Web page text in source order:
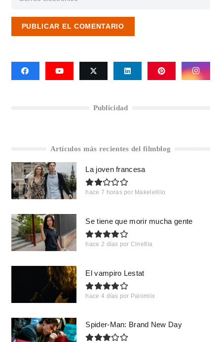
PUBLICAR EL COMENTARIO
Publicidad
Artículos más recientes del filmblog
La joven francesa
hace 7 horas por Makelelillo
Se tiene que morir mucha gente
hace 2 días por Cinefila
El vampiro Lestat
hace 4 días por Palomiix
Spider-Man: Brand New Day